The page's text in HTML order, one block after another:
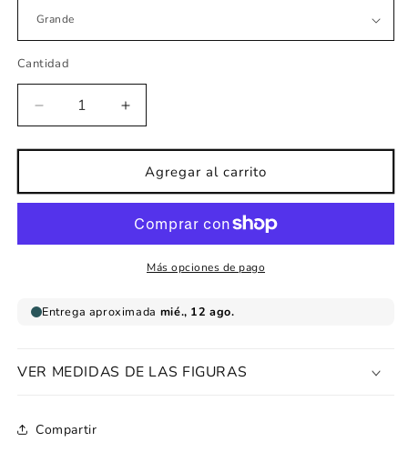
Cantidad
Reducir
cantidad
para
decorativo
Madrid
Aumentar
cantidad
para
Vinilo
decorativo
Madrid
Agregar al carrito
Más opciones de pago
VER MEDIDAS DE LAS FIGURAS
Compartir